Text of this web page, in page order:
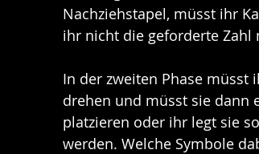
Nachziehstapel, müsst ihr
ihr nicht die geforderte Zahl
In der zweiten Phase
drehen und müsst sie dann
platzieren oder ihr legt sie
werden. Welche Symbole